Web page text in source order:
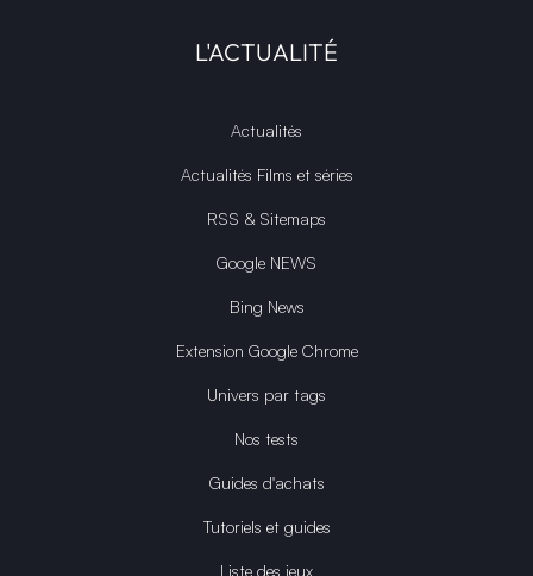
L'ACTUALITÉ
Actualités
Actualités Films et séries
RSS & Sitemaps
Google NEWS
Bing News
Extension Google Chrome
Univers par tags
Nos tests
Guides d'achats
Tutoriels et guides
Liste des jeux